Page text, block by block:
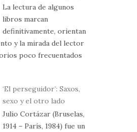
La lectura de algunos
libros marcan
definitivamente, orientan
y la mirada del lector
poco frecuentados
‘El perseguidor’: Saxos,
sexo y el otro lado
Julio Cortázar (Bruselas,
1914 – París, 1984) fue un